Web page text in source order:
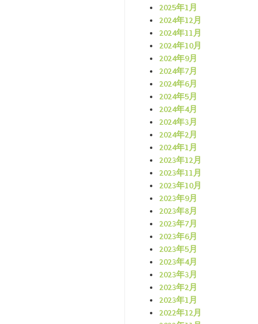
2025年1月
2024年12月
2024年11月
2024年10月
2024年9月
2024年7月
2024年6月
2024年5月
2024年4月
2024年3月
2024年2月
2024年1月
2023年12月
2023年11月
2023年10月
2023年9月
2023年8月
2023年7月
2023年6月
2023年5月
2023年4月
2023年3月
2023年2月
2023年1月
2022年12月